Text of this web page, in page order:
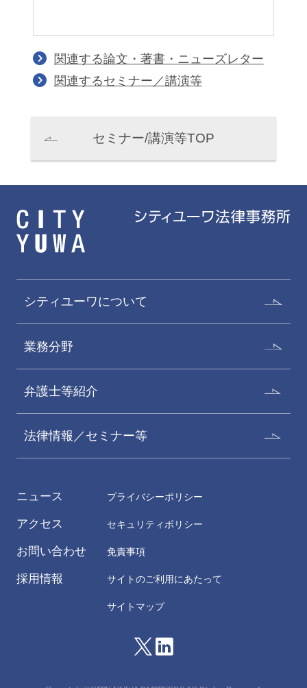
関連する論文・著書・ニューズレター
関連するセミナー／講演等
セミナー/講演等TOP
シティユーワについて
業務分野
弁護士等紹介
法律情報／セミナー等
ニュース
アクセス
お問い合わせ
採用情報
プライバシーポリシー
セキュリティポリシー
免責事項
サイトのご利用にあたって
サイトマップ